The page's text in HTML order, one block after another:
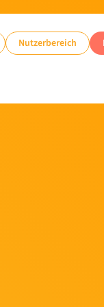
Nutzerbereich